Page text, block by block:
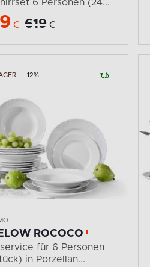
6 Personen (24...
€ 619 €
-12%
ROCOCO
für 6 Personen
in Porzellan...